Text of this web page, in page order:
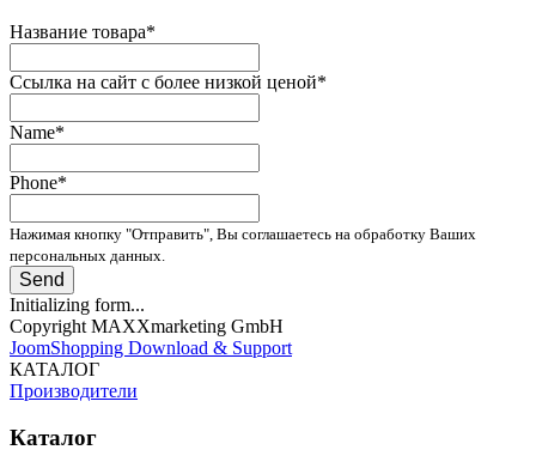
Название товара*
Ссылка на сайт с более низкой ценой*
Name*
Phone*
Нажимая кнопку "Отправить", Вы соглашаетесь на обработку Ваших
персональных данных.
Send
Initializing form...
Copyright MAXXmarketing GmbH
JoomShopping Download & Support
КАТАЛОГ
Производители
Каталог